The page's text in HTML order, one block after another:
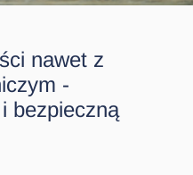
nawet z
-
bezpieczną